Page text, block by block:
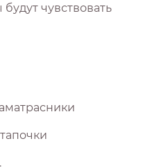
чувствовать